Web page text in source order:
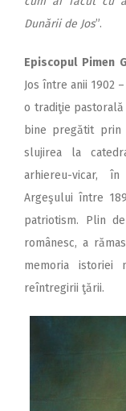
Dunării de Jos”.
Episcopul Pimen
Jos între anii 1902
o tradiţie pastorală
bine pregătit prin
slujirea la
arhiereu-vicar,
Argeşului între
patriotism. Plin
românesc, a
memoria istoriei
reîntregirii ţării.